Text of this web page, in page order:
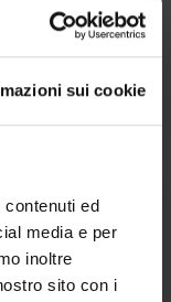
sui cookie
ed
media e per
inoltre
sito con i